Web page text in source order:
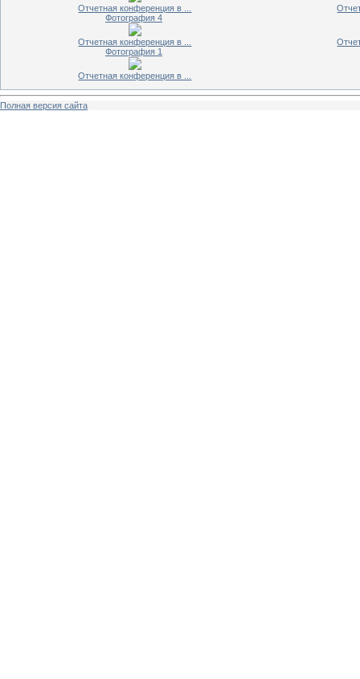
Отчетная конференция в ...
Фотография 4
Отчетная конференция в ...
Фотография 1
Отчетная конференция в ...
Полная версия сайта